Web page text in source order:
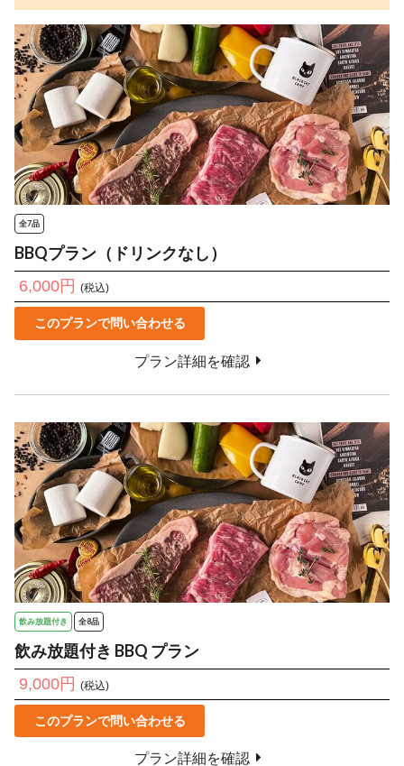
全7品
BBQプラン（ドリンクなし）
6,000円 (税込)
このプランで問い合わせる
プラン詳細を確認
飲み放題付き 全8品
飲み放題付き BBQ プラン
9,000円 (税込)
このプランで問い合わせる
プラン詳細を確認